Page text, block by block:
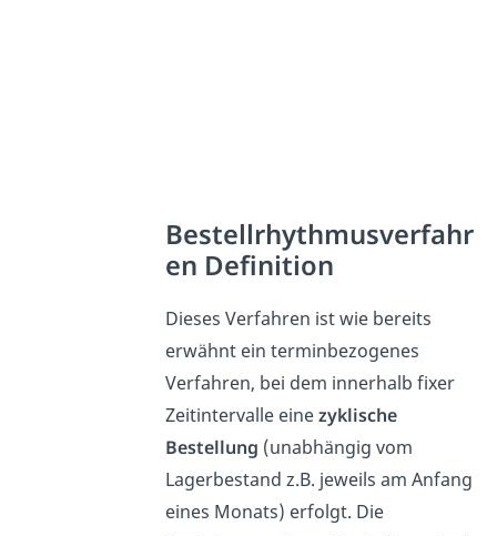
Bestellrhythmusverfahr
en Definition
Dieses Verfahren ist wie bereits
erwähnt ein terminbezogenes
Verfahren, bei dem innerhalb fixer
Zeitintervalle einezyklische
Bestellung (unabhängig vom
Lagerbestand z.B. jeweils am Anfang
eines Monats) erfolgt. Die